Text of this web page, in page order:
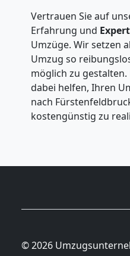
Vertrauen Sie auf
Erfahrung und
Umzüge. Wir setzen
Umzug so
möglich zu gestalten.
dabei helfen, Ihren
nach
kostengünstig zu
© 2026